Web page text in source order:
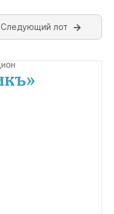
Следующий лот